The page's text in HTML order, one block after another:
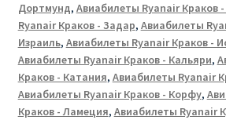
Дортмунд, Авиабилеты Ryanair Краков
Ryanair Краков - Задар, Авиабилеты
Израиль, Авиабилеты Ryanair Краков -
Авиабилеты Ryanair Краков - Кальяри,
Краков - Катания, Авиабилеты Ryanair
Авиабилеты Ryanair Краков - Корфу,
Краков - Ламеция, Авиабилеты Ryanair